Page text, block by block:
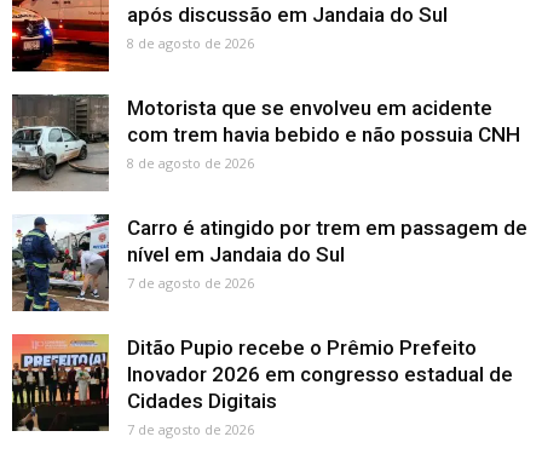
após discussão em Jandaia do Sul
8 de agosto de 2026
Motorista que se envolveu em acidente
com trem havia bebido e não possuia CNH
8 de agosto de 2026
Carro é atingido por trem em passagem de
nível em Jandaia do Sul
7 de agosto de 2026
Ditão Pupio recebe o Prêmio Prefeito
Inovador 2026 em congresso estadual de
Cidades Digitais
7 de agosto de 2026